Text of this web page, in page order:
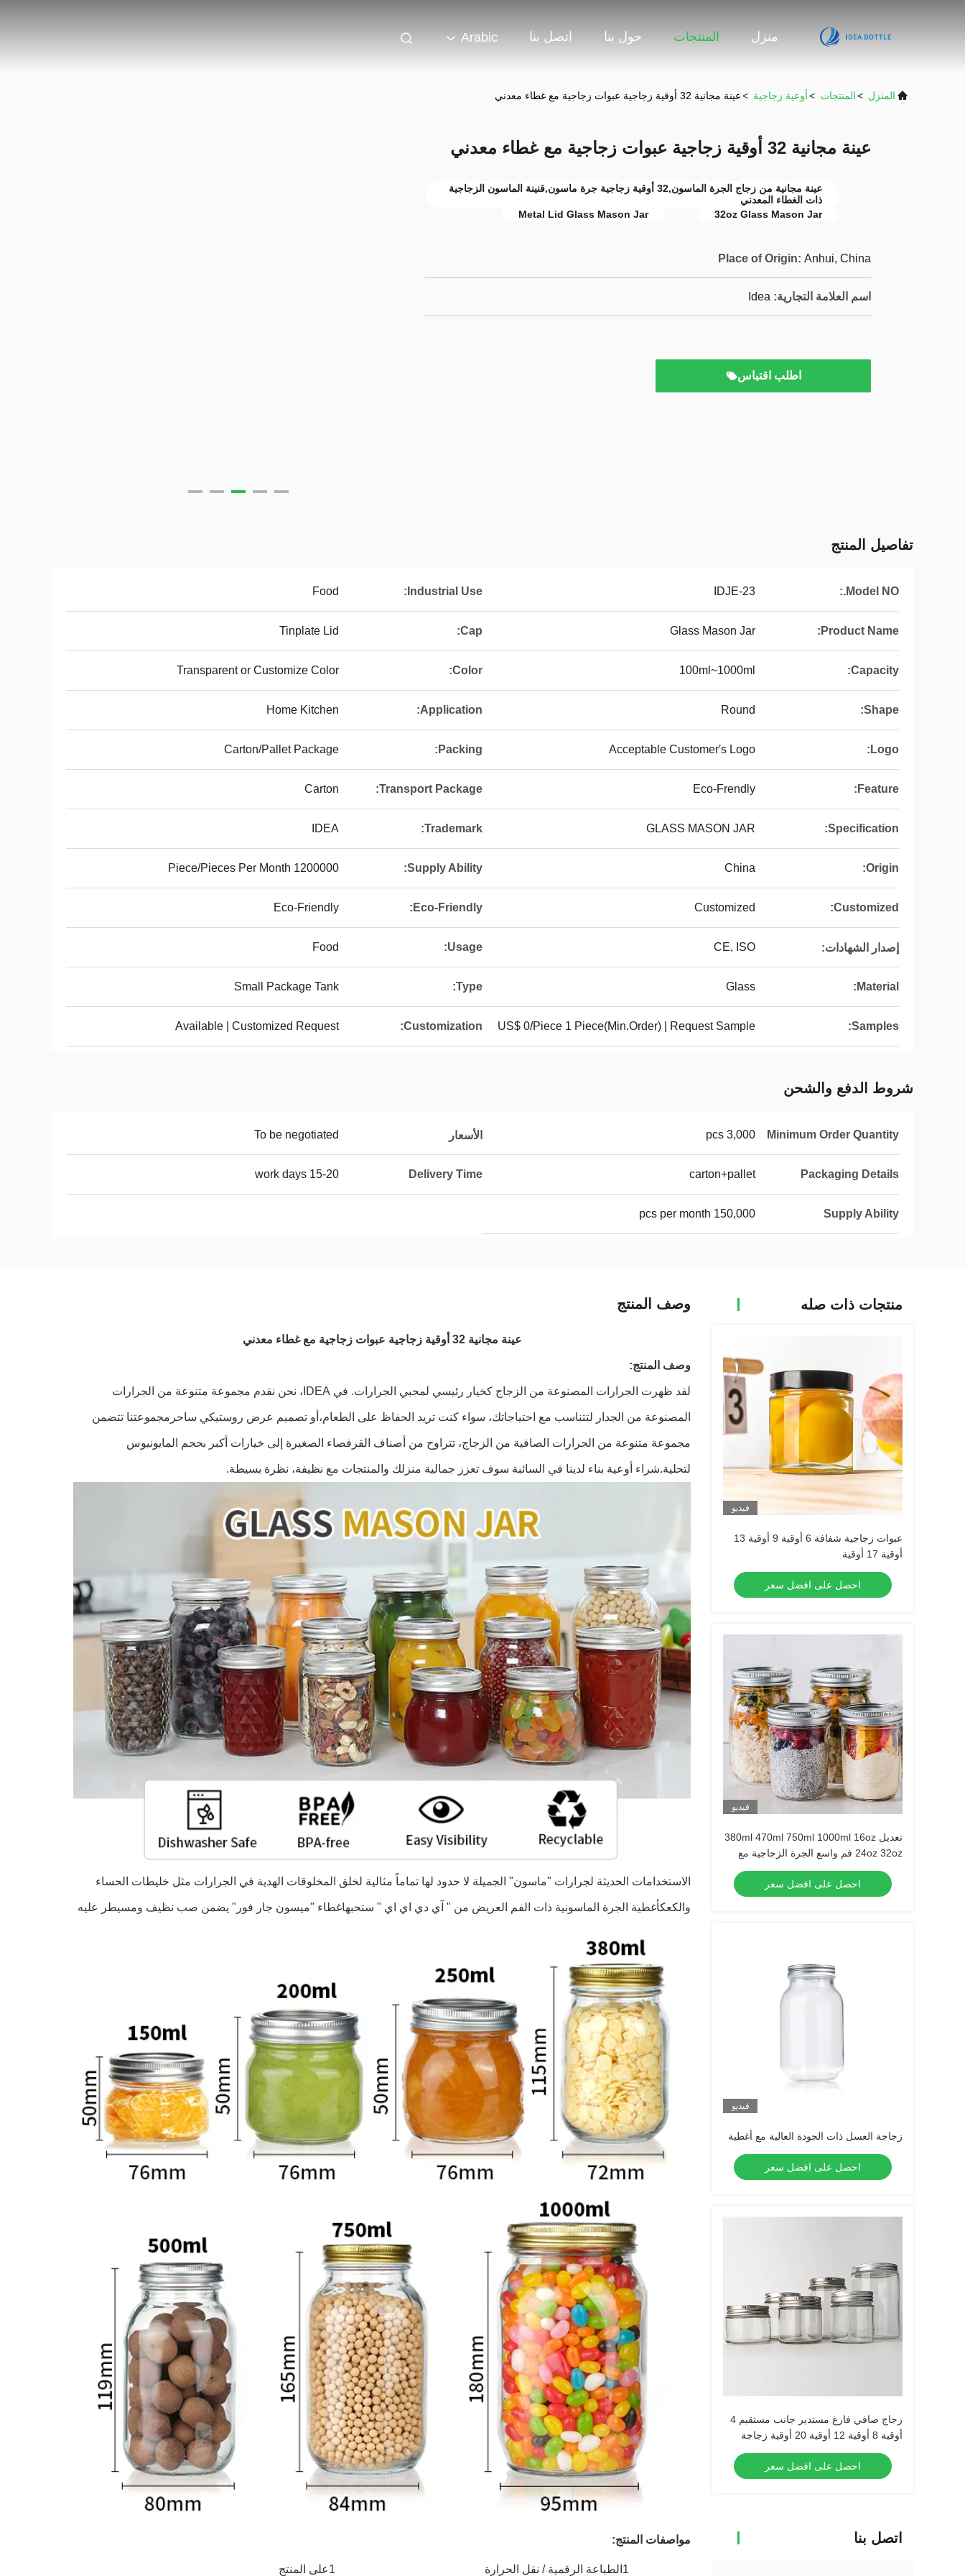
منزل المنتجات حول بنا اتصل بنا Arabic
المنزل >المنتجات >أوعية زجاجية >عينة مجانية 32 أوقية زجاجية عبوات زجاجية مع غطاء معدني
عينة مجانية 32 أوقية زجاجية عبوات زجاجية مع غطاء معدني
عينة مجانية من زجاج الجرة الماسون,32 أوقية زجاجية جرة ماسون,قنينة الماسون الزجاجية
ذات الغطاء المعدني
32oz Glass Mason Jar
Metal Lid Glass Mason Jar
Place of Origin: Anhui, China
اسم العلامة التجارية: Idea
اطلب اقتباس
تفاصيل المنتج
Model NO.:
IDJE-23
Industrial Use:
Food
Product Name:
Glass Mason Jar
Cap:
Tinplate Lid
Capacity:
100ml~1000ml
Color:
Transparent or Customize Color
Shape:
Round
Application:
Home Kitchen
Logo:
Acceptable Customer′s Logo
Packing:
Carton/Pallet Package
Feature:
Eco-Frendly
Transport Package:
Carton
Specification:
GLASS MASON JAR
Trademark:
IDEA
Origin:
China
Supply Ability:
1200000 Piece/Pieces Per Month
Customized:
Customized
Eco-Friendly:
Eco-Friendly
إصدار الشهادات: CE, ISO
Usage:
Food
Material:
Glass
Type:
Small Package Tank
Samples:
US$ 0/Piece 1 Piece(Min.Order) | Request Sample
Customization:
Available | Customized Request
شروط الدفع والشحن
Minimum Order Quantity
3,000 pcs الأسعار To be negotiated
Packaging Details
carton+pallet
Delivery Time
15-20 work days
Supply Ability
150,000 pcs per month
منتجات ذات صله
فيديو
عبوات زجاجية شفافة 6 أوقية 9 أوقية 13
أوقية 17 أوقية
احصل على افضل سعر
فيديو
تعديل 380ml 470ml 750ml 1000ml 16oz
24oz 32oz فم واسع الجرة الزجاجية مع
غطاء في السائبة
احصل على افضل سعر
فيديو
زجاجة العسل ذات الجودة العالية مع أغطية
احصل على افضل سعر
زجاج صافي فارغ مستدير جانب مستقيم 4
أوقية 8 أوقية 12 أوقية 20 أوقية زجاجة
زجاجية حاوية الطعام مع غطاء معدني عميق
احصل على افضل سعر
اتصل بنا
وصف المنتج
عينة مجانية 32 أوقية زجاجية عبوات زجاجية مع غطاء معدني
وصف المنتج:
لقد ظهرت الجرارات المصنوعة من الزجاج كخيار رئيسي لمحبي الجرارات. في IDEA، نحن نقدم مجموعة متنوعة من الجرارات
المصنوعة من الجدار لتتناسب مع احتياجاتك، سواء كنت تريد الحفاظ على الطعام،أو تصميم عرض روستيكي ساحرمجموعتنا تتضمن
مجموعة متنوعة من الجرارات الصافية من الزجاج، تتراوح من أصناف القرفصاء الصغيرة إلى خيارات أكبر بحجم المايونيوس
لتحلية.شراء أوعية بناء لدينا في السائبة سوف تعزز جمالية منزلك والمنتجات مع نظيفة، نظرة بسيطة.
الاستخدامات الحديثة لجرارات "ماسون" الجميلة لا حدود لها تماماً مثالية لخلق المخلوقات الهدية في الجرارات مثل خليطات الحساء
والكعكأغطية الجرة الماسونية ذات الفم العريض من " آي دي اي اي " ستحبهاغطاء "ميسون جار فور" يضمن صب نظيف ومسيطر عليه
مواصفات المنتج:
1الطباعة الرقمية / نقل الحرارة 1على المنتج